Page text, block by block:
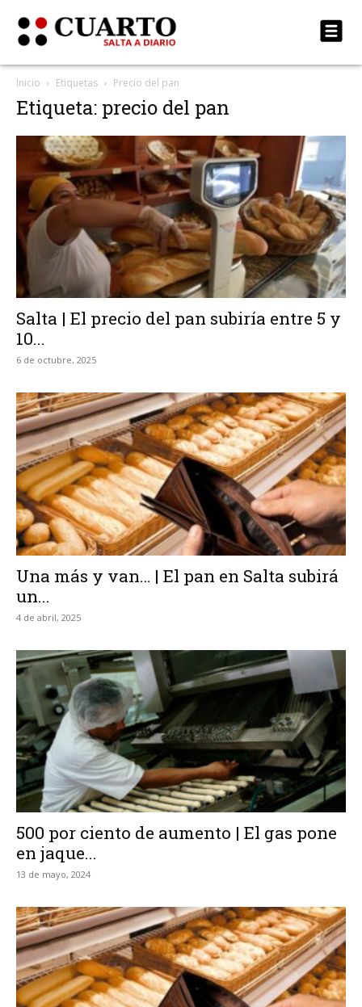
Inicio Etiquetas Precio del pan
Etiqueta: precio del pan
Salta | El precio del pan subiría entre 5 y
10...
6 de octubre, 2025
Una más y van… | El pan en Salta subirá
un...
4 de abril, 2025
500 por ciento de aumento | El gas pone
en jaque...
13 de mayo, 2024